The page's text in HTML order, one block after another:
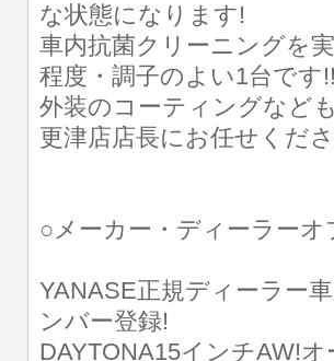
な状態になります!
車内抗菌クリーニングを
程度・調子のよい1台です!!
外装のコーティングなど
更津店店長にお任せくだ
○メーカー・ディーラー
YANASE正規ディーラー
ンバー登録!
DAYTONA15インチAW!